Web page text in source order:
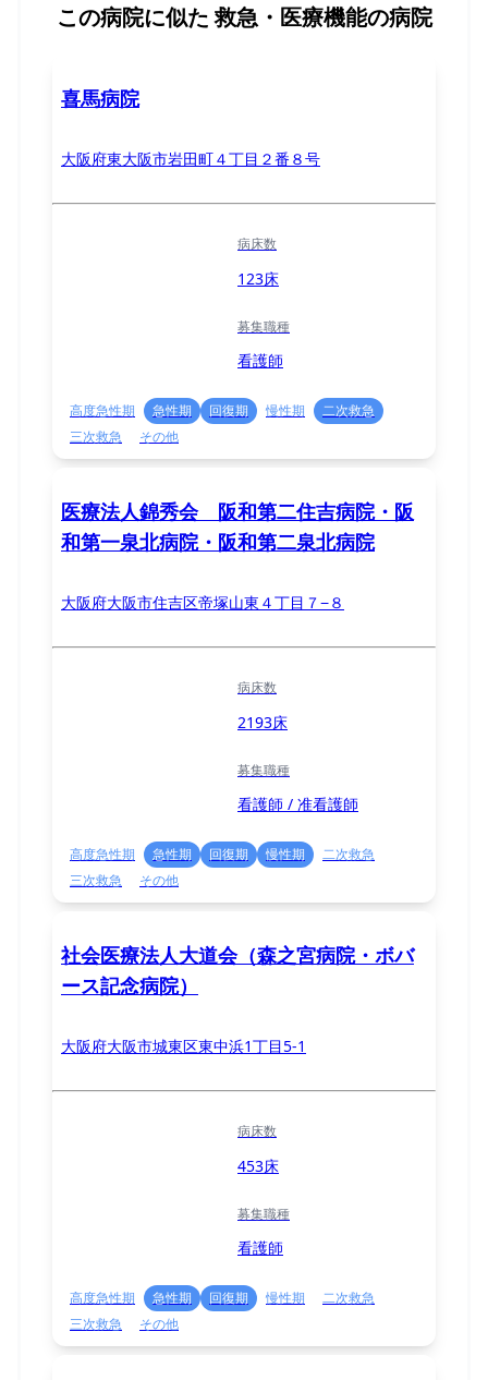
この病院に似た 救急・医療機能の病院
喜馬病院
大阪府東大阪市岩田町４丁目２番８号
病床数
123床
募集職種
看護師
高度急性期 急性期 回復期 慢性期
二次救急
三次救急
その他
医療法人錦秀会 阪和第二住吉病院・阪
和第一泉北病院・阪和第二泉北病院
大阪府大阪市住吉区帝塚山東４丁目７−８
病床数
2193床
募集職種
看護師 / 准看護師
高度急性期 急性期 回復期 慢性期
二次救急
三次救急
その他
社会医療法人大道会（森之宮病院・ボバ
ース記念病院）
大阪府大阪市城東区東中浜1丁目5-1
病床数
453床
募集職種
看護師
高度急性期 急性期 回復期 慢性期
二次救急
三次救急
その他